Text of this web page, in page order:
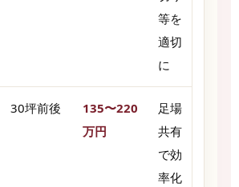
等を
適切
に
30坪前後
135〜220
万円
足場
共有
で効
率化